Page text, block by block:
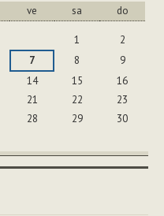
ve sa do
1
2
7 8
9
14 15
16
21 22
23
28 29
30